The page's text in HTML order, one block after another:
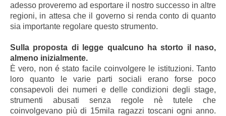
adesso proveremo ad esportare il nostro successo in altre
regioni, in attesa che il governo si renda conto di quanto
sia importante regolare questo strumento.
Sulla proposta di legge qualcuno ha storto il naso,
almeno inizialmente.
È vero, non é stato facile coinvolgere le istituzioni. Tanto
loro quanto le varie parti sociali erano forse poco
consapevoli dei numeri e delle condizioni degli stage,
strumenti abusati senza regole nè tutele che
coinvolgevano più di 15mila ragazzi toscani ogni anno.